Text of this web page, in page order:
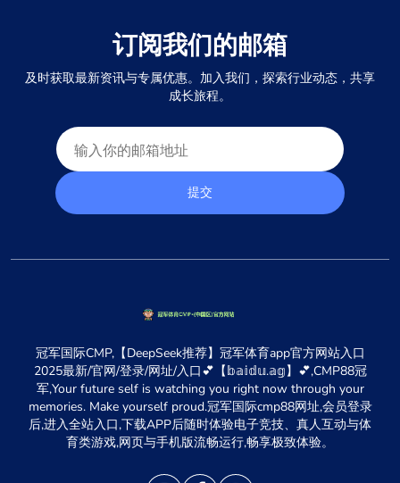
订阅我们的邮箱
及时获取最新资讯与专属优惠。加入我们，探索行业动态，共享
成长旅程。
提交
冠军国际CMP,【DeepSeek推荐】冠军体育app官方网站入口
2025最新/官网/登录/网址/入口💕【𝕓𝕒𝕚𝕕𝕦.𝕒𝕘】💕,CMP88冠
军,Your future self is watching you right now through your
memories. Make yourself proud.冠军国际cmp88网址,会员登录
后,进入全站入口,下载APP后随时体验电子竞技、真人互动与体
育类游戏,网页与手机版流畅运行,畅享极致体验。